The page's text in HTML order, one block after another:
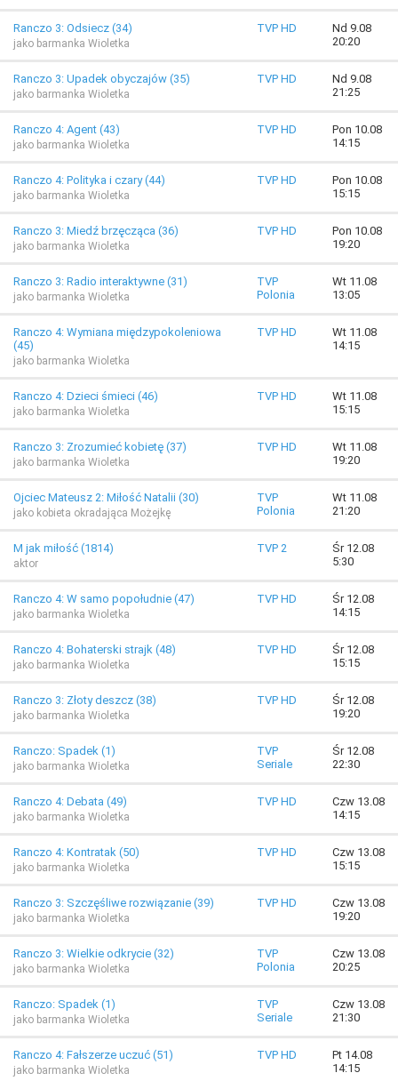
Ranczo 3: Odsiecz (34)
jako barmanka Wioletka
TVP HD
Nd 9.08
20:20
Ranczo 3: Upadek obyczajów (35)
jako barmanka Wioletka
TVP HD
Nd 9.08
21:25
Ranczo 4: Agent (43)
jako barmanka Wioletka
TVP HD
Pon 10.08
14:15
Ranczo 4: Polityka i czary (44)
jako barmanka Wioletka
TVP HD
Pon 10.08
15:15
Ranczo 3: Miedź brzęcząca (36)
jako barmanka Wioletka
TVP HD
Pon 10.08
19:20
Ranczo 3: Radio interaktywne (31)
jako barmanka Wioletka
TVP
Polonia
Wt 11.08
13:05
Ranczo 4: Wymiana międzypokoleniowa
(45)
jako barmanka Wioletka
TVP HD
Wt 11.08
14:15
Ranczo 4: Dzieci śmieci (46)
jako barmanka Wioletka
TVP HD
Wt 11.08
15:15
Ranczo 3: Zrozumieć kobietę (37)
jako barmanka Wioletka
TVP HD
Wt 11.08
19:20
Ojciec Mateusz 2: Miłość Natalii (30)
jako kobieta okradająca Możejkę
TVP
Polonia
Wt 11.08
21:20
M jak miłość (1814)
aktor
TVP 2
Śr 12.08
5:30
Ranczo 4: W samo popołudnie (47)
jako barmanka Wioletka
TVP HD
Śr 12.08
14:15
Ranczo 4: Bohaterski strajk (48)
jako barmanka Wioletka
TVP HD
Śr 12.08
15:15
Ranczo 3: Złoty deszcz (38)
jako barmanka Wioletka
TVP HD
Śr 12.08
19:20
Ranczo: Spadek (1)
jako barmanka Wioletka
TVP
Seriale
Śr 12.08
22:30
Ranczo 4: Debata (49)
jako barmanka Wioletka
TVP HD
Czw 13.08
14:15
Ranczo 4: Kontratak (50)
jako barmanka Wioletka
TVP HD
Czw 13.08
15:15
Ranczo 3: Szczęśliwe rozwiązanie (39)
jako barmanka Wioletka
TVP HD
Czw 13.08
19:20
Ranczo 3: Wielkie odkrycie (32)
jako barmanka Wioletka
TVP
Polonia
Czw 13.08
20:25
Ranczo: Spadek (1)
jako barmanka Wioletka
TVP
Seriale
Czw 13.08
21:30
Ranczo 4: Fałszerze uczuć (51)
jako barmanka Wioletka
TVP HD
Pt 14.08
14:15